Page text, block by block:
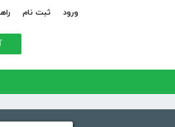
ورود ثبت نام